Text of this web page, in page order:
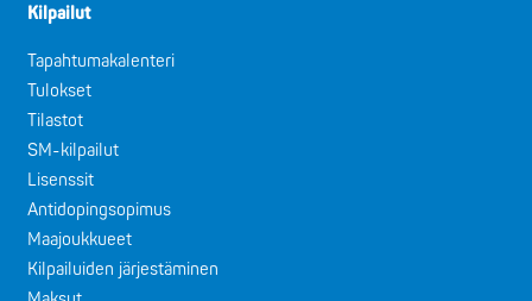
Kilpailut
Tapahtumakalenteri
Tulokset
Tilastot
SM-kilpailut
Lisenssit
Antidopingsopimus
Maajoukkueet
Kilpailuiden järjestäminen